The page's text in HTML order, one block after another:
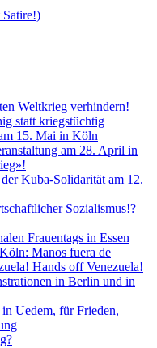
Satire!)
Weltkrieg verhindern!
statt kriegstüchtig
15. Mai in Köln
am 28. April in
Kuba-Solidarität am 12.
Sozialismus!?
Frauentags in Essen
Manos fuera de
Hands off Venezuela!
in Berlin und in
Uedem, für Frieden,